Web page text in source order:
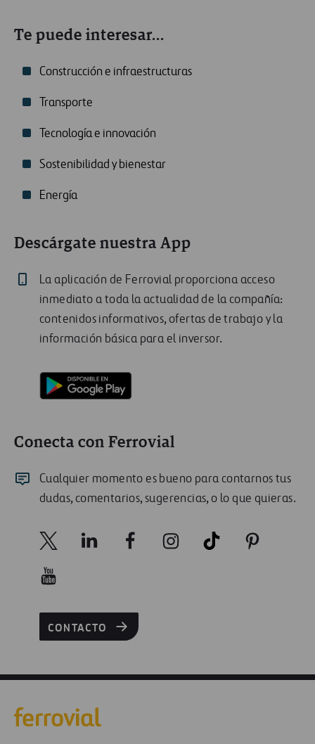
Te puede interesar...
Construcción e infraestructuras
Transporte
Tecnología e innovación
Sostenibilidad y bienestar
Energía
Descárgate nuestra App
La aplicación de Ferrovial proporciona acceso
inmediato a toda la actualidad de la compañía:
contenidos informativos, ofertas de trabajo y la
información básica para el inversor.
Conecta con Ferrovial
Cualquier momento es bueno para contarnos tus
dudas, comentarios, sugerencias, o lo que quieras.
CONTACTO